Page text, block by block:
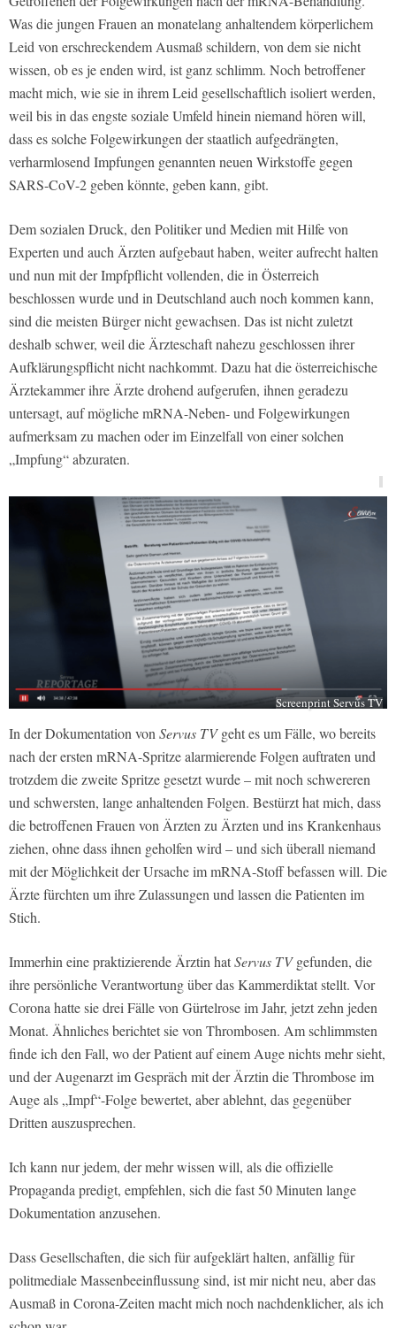
Was die jungen Frauen an monatelang anhaltendem körperlichem
Leid von erschreckendem Ausmaß schildern, von dem sie nicht
wissen, ob es je enden wird, ist ganz schlimm. Noch betroffener
macht mich, wie sie in ihrem Leid gesellschaftlich isoliert werden,
weil bis in das engste soziale Umfeld hinein niemand hören will,
dass es solche Folgewirkungen der staatlich aufgedrängten,
verharmlosend Impfungen genannten neuen Wirkstoffe gegen
SARS-CoV-2 geben könnte, geben kann, gibt.
Dem sozialen Druck, den Politiker und Medien mit Hilfe von
Experten und auch Ärzten aufgebaut haben, weiter aufrecht halten
und nun mit der Impfpflicht vollenden, die in Österreich
beschlossen wurde und in Deutschland auch noch kommen kann,
sind die meisten Bürger nicht gewachsen. Das ist nicht zuletzt
deshalb schwer, weil die Ärzteschaft nahezu geschlossen ihrer
Aufklärungspflicht nicht nachkommt. Dazu hat die österreichische
Ärztekammer ihre Ärzte drohend aufgerufen, ihnen geradezu
untersagt, auf mögliche mRNA-Neben- und Folgewirkungen
aufmerksam zu machen oder im Einzelfall von einer solchen
„Impfung“ abzuraten.
Screenprint Servus TV
In der Dokumentation vonServus TVgeht es um Fälle, wo bereits
nach der ersten mRNA-Spritze alarmierende Folgen auftraten und
trotzdem die zweite Spritze gesetzt wurde – mit noch schwereren
und schwersten, lange anhaltenden Folgen. Bestürzt hat mich, dass
die betroffenen Frauen von Ärzten zu Ärzten und ins Krankenhaus
ziehen, ohne dass ihnen geholfen wird – und sich überall niemand
mit der Möglichkeit der Ursache im mRNA-Stoff befassen will. Die
Ärzte fürchten um ihre Zulassungen und lassen die Patienten im
Stich.
Immerhin eine praktizierende Ärztin hatServus TVgefunden, die
ihre persönliche Verantwortung über das Kammerdiktat stellt. Vor
Corona hatte sie drei Fälle von Gürtelrose im Jahr, jetzt zehn jeden
Monat. Ähnliches berichtet sie von Thrombosen. Am schlimmsten
finde ich den Fall, wo der Patient auf einem Auge nichts mehr sieht,
und der Augenarzt im Gespräch mit der Ärztin die Thrombose im
Auge als „Impf“-Folge bewertet, aber ablehnt, das gegenüber
Dritten auszusprechen.
Ich kann nur jedem, der mehr wissen will, als die offizielle
Propaganda predigt, empfehlen, sich die fast 50 Minuten lange
Dokumentation anzusehen.
Dass Gesellschaften, die sich für aufgeklärt halten, anfällig für
politmediale Massenbeeinflussung sind, ist mir nicht neu, aber das
Ausmaß in Corona-Zeiten macht mich noch nachdenklicher, als ich